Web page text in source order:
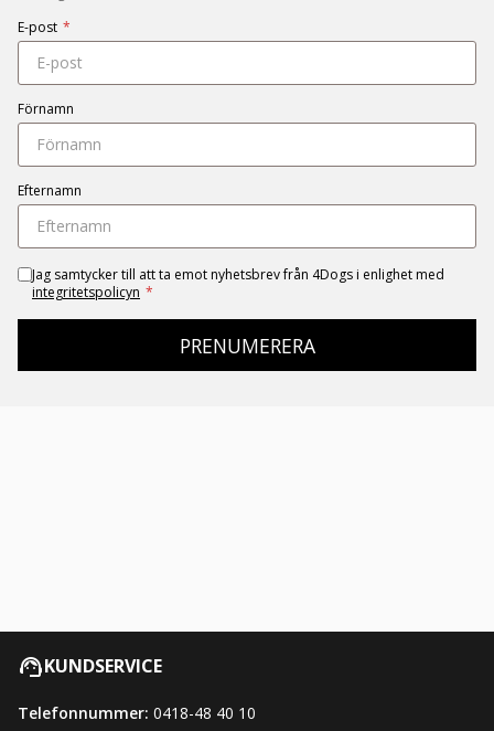
E-post *
Förnamn
Efternamn
Jag samtycker till att ta emot nyhetsbrev från 4Dogs i enlighet med
integritetspolicyn *
PRENUMERERA
KUNDSERVICE
Telefonnummer: 0418-48 40 10